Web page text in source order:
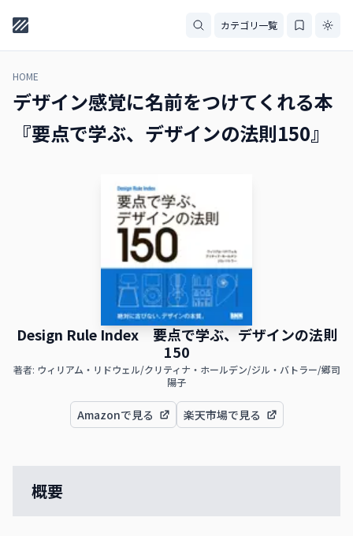
カテゴリ一覧
HOME
デザイン感覚に名前をつけてくれる本
『要点で学ぶ、デザインの法則150』
Design Rule Index 要点で学ぶ、デザインの法則
150
著者: ウィリアム・リドウェル/クリティナ・ホールデン/ジル・バトラー/郷司
陽子
Amazonで見る 楽天市場で見る
概要